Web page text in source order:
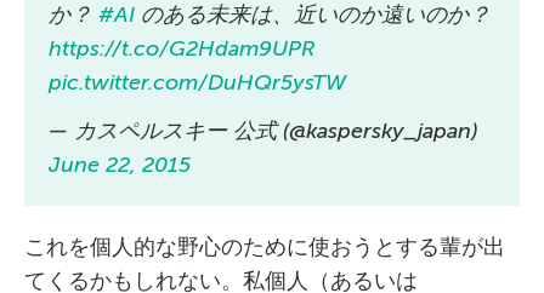
か？ #AI のある未来は、近いのか遠いのか？
https://t.co/G2Hdam9UPR
pic.twitter.com/DuHQr5ysTW
— カスペルスキー 公式 (@kaspersky_japan)
June 22, 2015
これを個人的な野心のために使おうとする輩が出
てくるかもしれない。私個人（あるいは